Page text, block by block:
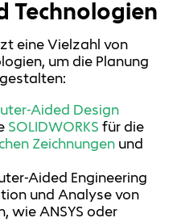
Technologien
eine Vielzahl von
um die Planung
Aided Design
SOLIDWORKS für die
Zeichnungen und
Aided Engineering
und Analyse von
wie ANSYS oder